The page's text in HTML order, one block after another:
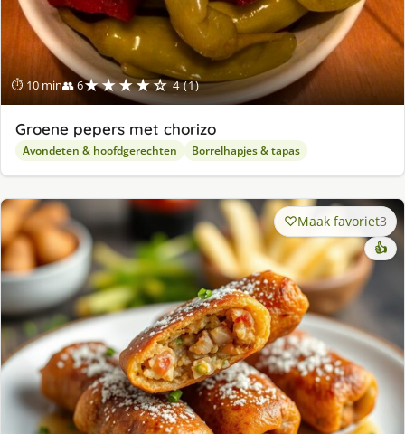
⏱ 10 min👥 6★★★★☆ 4 (1)
Groene pepers met chorizo
Avondeten & hoofdgerechten Borrelhapjes & tapas
Maak favoriet3
👍